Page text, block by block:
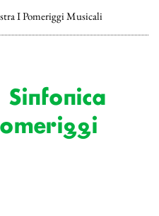
I Pomeriggi Musicali